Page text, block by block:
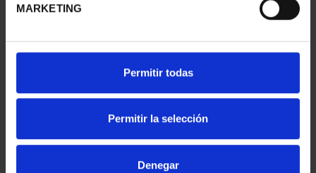
MARKETING
Permitir todas
Permitir la selección
Denegar